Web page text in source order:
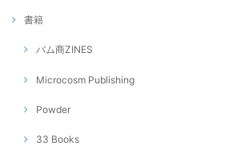
書籍
バム商ZINES
Microcosm Publishing
Powder
33 Books